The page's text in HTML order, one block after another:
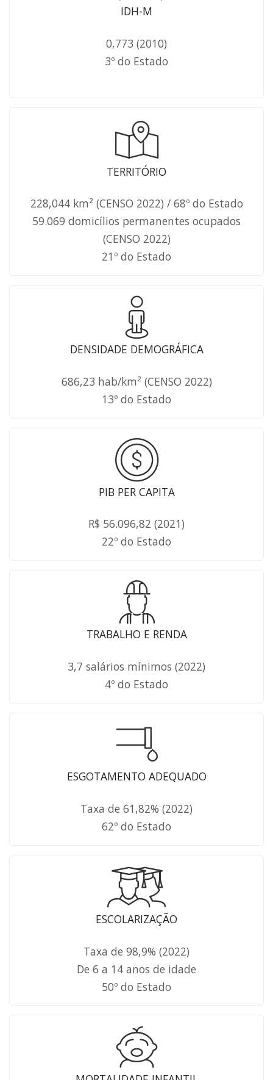
IDH-M
0,773 (2010)
3º do Estado
TERRITÓRIO
228,044 km² (CENSO 2022) / 68º do Estado
59.069 domicílios permanentes ocupados
(CENSO 2022)
21º do Estado
DENSIDADE DEMOGRÁFICA
686,23 hab/km² (CENSO 2022)
13º do Estado
PIB PER CAPITA
R$ 56.096,82 (2021)
22º do Estado
TRABALHO E RENDA
3,7 salários mínimos (2022)
4º do Estado
ESGOTAMENTO ADEQUADO
Taxa de 61,82% (2022)
62º do Estado
ESCOLARIZAÇÃO
Taxa de 98,9% (2022)
De 6 a 14 anos de idade
50º do Estado